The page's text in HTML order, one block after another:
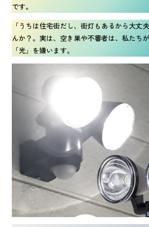
です。
「うちは住宅街だし、街灯もあるから大丈
んか？。実は、空き巣や不審者は、私たち
「光」を嫌います。